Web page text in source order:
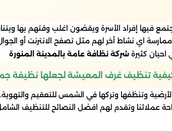
فيها إفراد الأسرة ويقضون اغلب وقتهم بها
اي نشاط أخر لهم مثل تصفح الانترنت أو
كثيرة شركة نظافة عامة بالمدينة المنورة
تنظيف غرف المعيشة لجعلها نظيفة
وتنظفها وتركها في الشمس للتعقيم والتهوية.
عملائنا وتقدم لهم افضل النصائح للتنظيف